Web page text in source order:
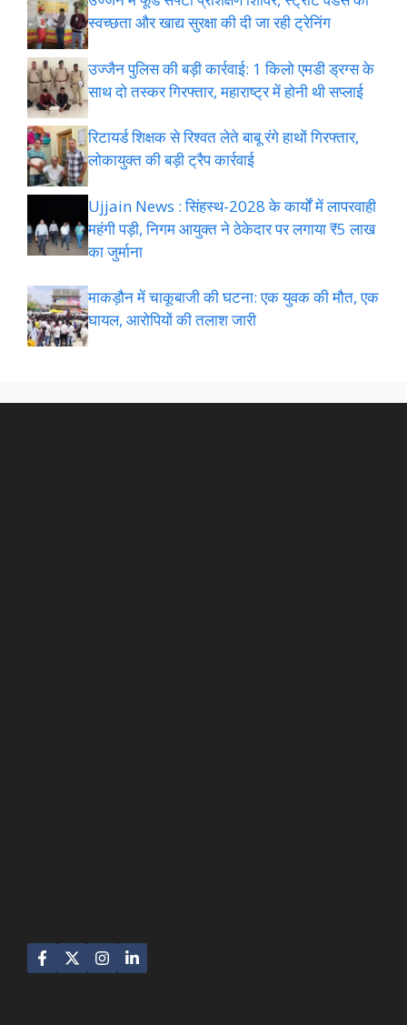
स्वच्छता और खाद्य सुरक्षा की दी जा रही ट्रेनिंग
उज्जैन पुलिस की बड़ी कार्रवाई: 1 किलो एमडी ड्रग्स के
साथ दो तस्कर गिरफ्तार, महाराष्ट्र में होनी थी सप्लाई
रिटायर्ड शिक्षक से रिश्वत लेते बाबू रंगे हाथों गिरफ्तार,
लोकायुक्त की बड़ी ट्रैप कार्रवाई
Ujjain News : सिंहस्थ-2028 के कार्यों में लापरवाही
महंगी पड़ी, निगम आयुक्त ने ठेकेदार पर लगाया ₹5 लाख
का जुर्माना
माकड़ौन में चाकूबाजी की घटना: एक युवक की मौत, एक
घायल, आरोपियों की तलाश जारी